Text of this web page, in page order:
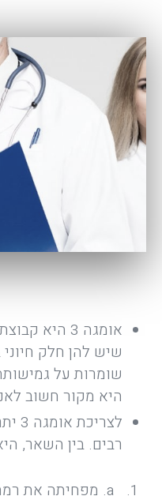
אומגה 3
שיש להן חלק
היא מקור חשוב
רבים. בין השאר,
מפחיתה את